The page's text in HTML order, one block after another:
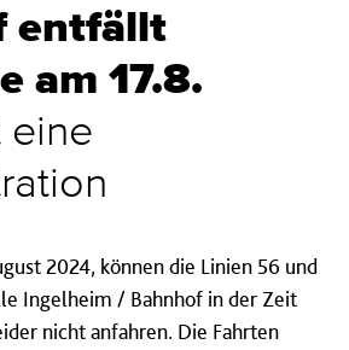
entfällt
am 17.8.
eine
2024, können die Linien 56 und
Ingelheim / Bahnhof in der Zeit
nicht anfahren. Die Fahrten